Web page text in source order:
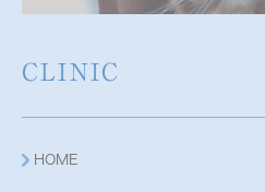
CLINIC
HOME